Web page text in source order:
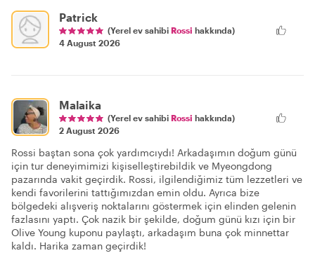
Patrick
(Yerel ev sahibi Rossi hakkında)
4 August 2026
Malaika
(Yerel ev sahibi Rossi hakkında)
2 August 2026
Rossi baştan sona çok yardımcıydı! Arkadaşımın doğum günü
için tur deneyimimizi kişiselleştirebildik ve Myeongdong
pazarında vakit geçirdik. Rossi, ilgilendiğimiz tüm lezzetleri ve
kendi favorilerini tattığımızdan emin oldu. Ayrıca bize
bölgedeki alışveriş noktalarını göstermek için elinden gelenin
fazlasını yaptı. Çok nazik bir şekilde, doğum günü kızı için bir
Olive Young kuponu paylaştı, arkadaşım buna çok minnettar
kaldı. Harika zaman geçirdik!